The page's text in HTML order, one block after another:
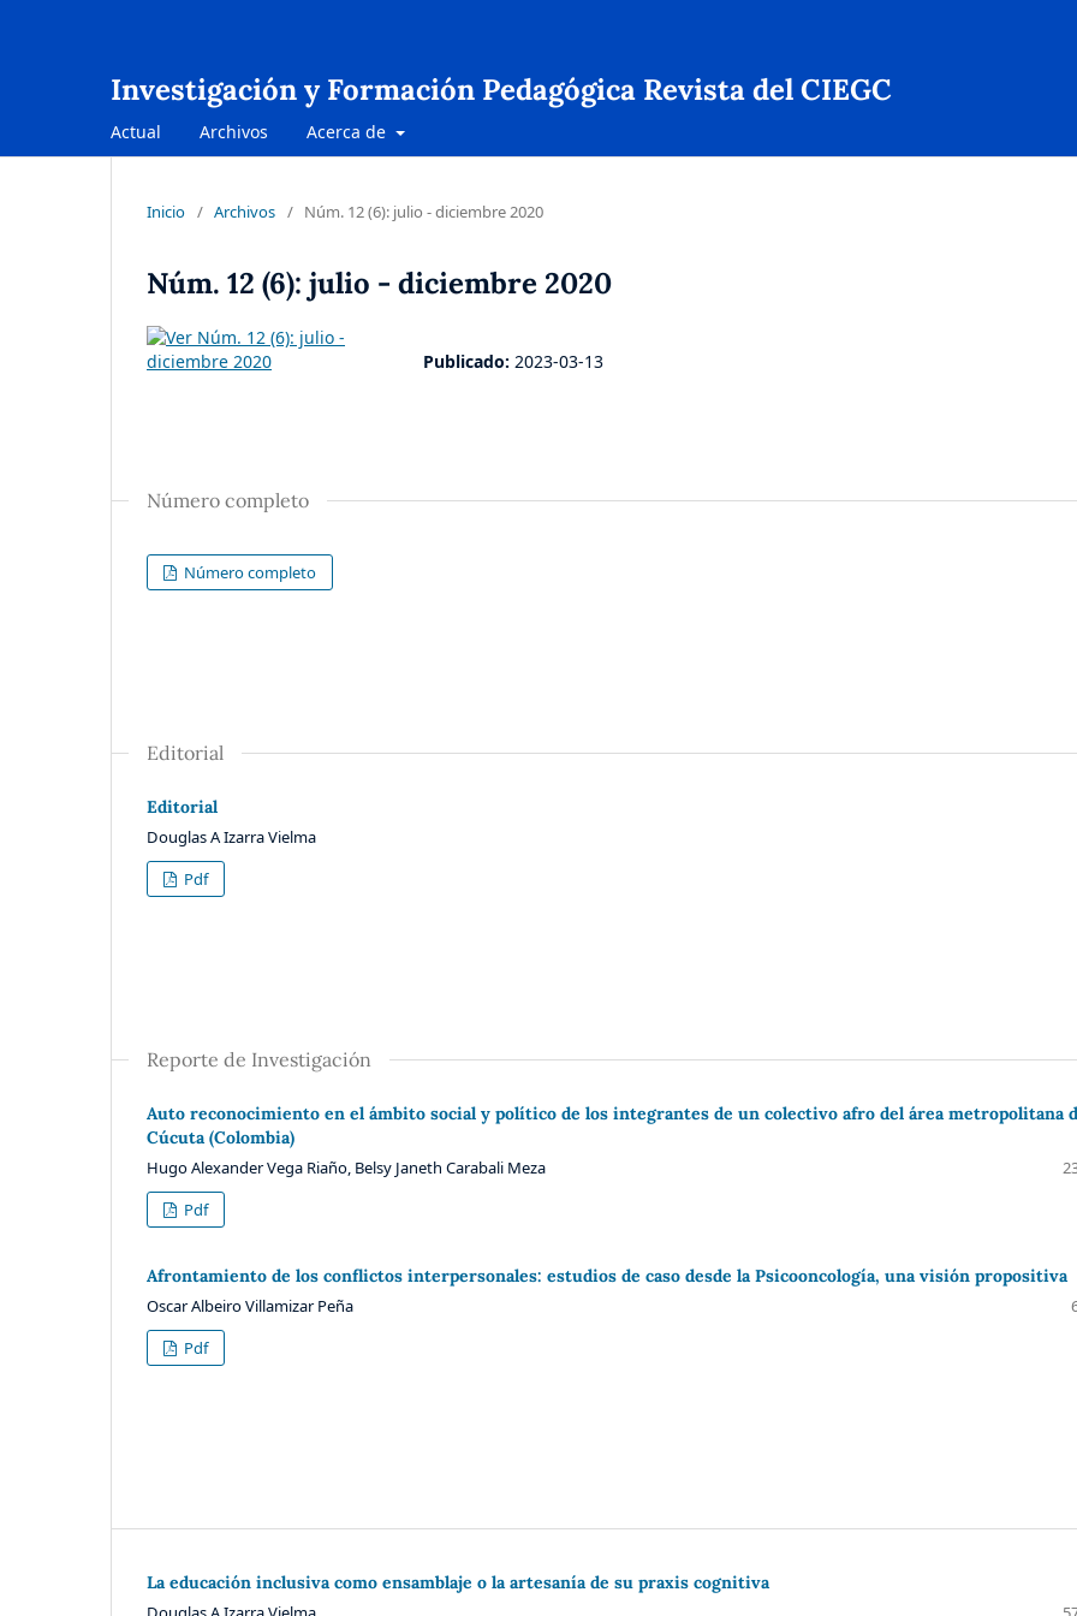
Investigación y Formación Pedagógica Revista del CIEGC
Actual Archivos Acerca de
Inicio / Archivos / Núm. 12 (6): julio - diciembre 2020
Núm. 12 (6): julio - diciembre 2020
Publicado: 2023-03-13
Número completo
Número completo
Editorial
Editorial
Douglas A Izarra Vielma
Pdf
Reporte de Investigación
Auto reconocimiento en el ámbito social y político de los integrantes de un colectivo afro del área metropolitana
Cúcuta (Colombia)
Hugo Alexander Vega Riaño, Belsy Janeth Carabali Meza
Pdf
Afrontamiento de los conflictos interpersonales: estudios de caso desde la Psicooncología, una visión propositiva
Oscar Albeiro Villamizar Peña
Pdf
La educación inclusiva como ensamblaje o la artesanía de su praxis cognitiva